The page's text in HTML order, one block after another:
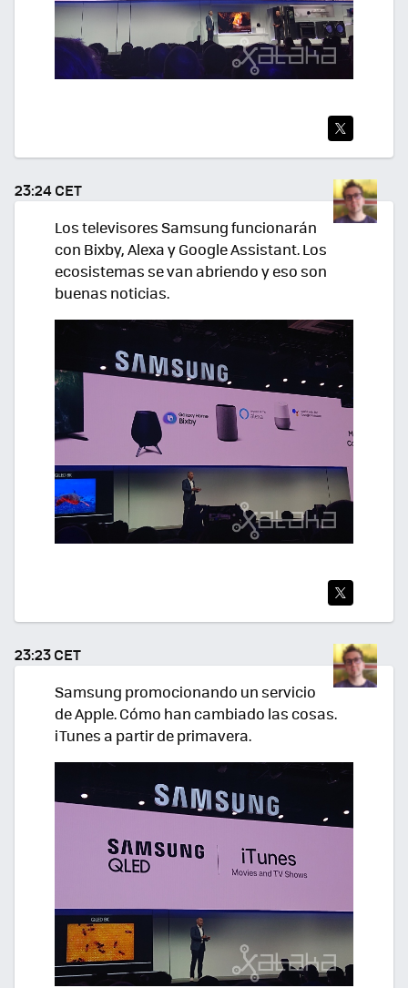
TWI
TEA
R
23:24 CET
Los televisores Samsung funcionarán
con Bixby, Alexa y Google Assistant. Los
ecosistemas se van abriendo y eso son
buenas noticias.
TEA
R
23:23 CET
Samsung promocionando un servicio
de Apple. Cómo han cambiado las cosas.
iTunes a partir de primavera.